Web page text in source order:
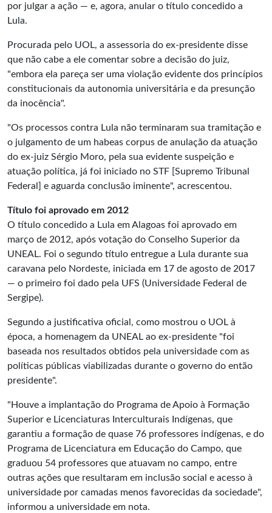
por julgar a ação — e, agora, anular o título concedido a
Lula.
Procurada pelo UOL, a assessoria do ex-presidente disse
que não cabe a ele comentar sobre a decisão do juiz,
"embora ela pareça ser uma violação evidente dos princípios
constitucionais da autonomia universitária e da presunção
da inocência".
"Os processos contra Lula não terminaram sua tramitação e
o julgamento de um habeas corpus de anulação da atuação
do ex-juiz Sérgio Moro, pela sua evidente suspeição e
atuação política, já foi iniciado no STF [Supremo Tribunal
Federal] e aguarda conclusão iminente", acrescentou.
Título foi aprovado em 2012
O título concedido a Lula em Alagoas foi aprovado em
março de 2012, após votação do Conselho Superior da
UNEAL. Foi o segundo título entregue a Lula durante sua
caravana pelo Nordeste, iniciada em 17 de agosto de 2017
— o primeiro foi dado pela UFS (Universidade Federal de
Sergipe).
Segundo a justificativa oficial, como mostrou o UOL à
época, a homenagem da UNEAL ao ex-presidente "foi
baseada nos resultados obtidos pela universidade com as
políticas públicas viabilizadas durante o governo do então
presidente".
"Houve a implantação do Programa de Apoio à Formação
Superior e Licenciaturas Interculturais Indígenas, que
garantiu a formação de quase 76 professores indígenas, e do
Programa de Licenciatura em Educação do Campo, que
graduou 54 professores que atuavam no campo, entre
outras ações que resultaram em inclusão social e acesso à
universidade por camadas menos favorecidas da sociedade",
informou a universidade em nota.